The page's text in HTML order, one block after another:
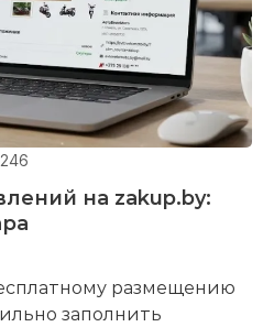
на zakup.by:
размещению
заполнить